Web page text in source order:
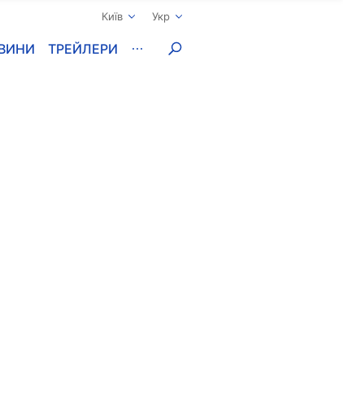
Київ Укр
ТРЕЙЛЕРИ